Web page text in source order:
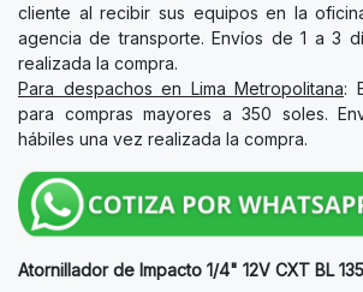
cliente al recibir sus equipos en la
agencia de transporte. Envíos de 1 a 3
realizada la compra.
Para despachos en Lima Metropolitana:
para compras mayores a 350 soles.
hábiles una vez realizada la compra.
Atornillador de Impacto 1/4" 12V CXT BL